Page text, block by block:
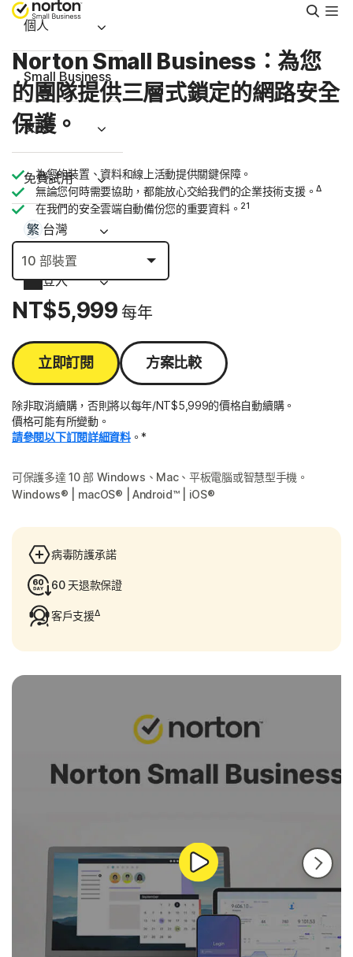
搜
尋
個人
Small Business
支援
免費試用
台灣
登入
Norton Small Business：為您
的團隊提供三層式鎖定的網路安全
保護。
為您的裝置、資料和線上活動提供關鍵保障。
無論您何時需要協助，都能放心交給我們的企業技術支援。Δ
在我們的安全雲端自動備份您的重要資料。 21
NT$5,999 每年
立即訂閱 方案比較
除非取消續購，否則將以每年/NT$5,999的價格自動續購。
價格可能有所變動。
請參閱以下訂閱詳細資料。*
可保護多達 10 部 Windows、Mac、平板電腦或智慧型手機。
Windows® | macOS® | Android™ | iOS®
病毒防護承諾
60 天退款保證
客戶支援Δ